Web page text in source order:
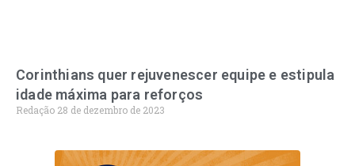
Corinthians quer rejuvenescer equipe e estipula
idade máxima para reforços
Redação 28 de dezembro de 2023